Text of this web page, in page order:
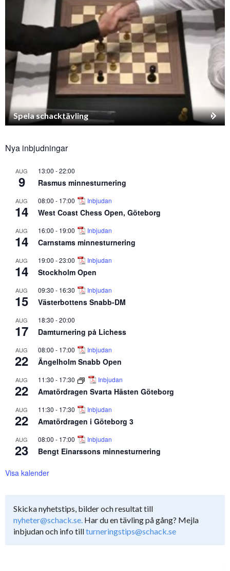
Spela schacktävling
Nya inbjudningar
AUG
9
13:00 -22:00
Rasmus minnesturnering
AUG
14
08:00 - 17:00 Inbjudan
West Coast Chess Open, Göteborg
AUG
14
16:00 - 19:00 Inbjudan
Carnstams minnesturnering
AUG
14
19:00 -23:00 Inbjudan
Stockholm Open
AUG
15
09:30 - 16:30 Inbjudan
Västerbottens Snabb-DM
AUG
17
18:30 -20:00
Damturnering på Lichess
AUG
22
08:00 - 17:00 Inbjudan
Ängelholm Snabb Open
AUG
22
11:30 - 17:30 Inbjudan
Amatördragen Svarta Hästen Göteborg
AUG
22
11:30 - 17:30 Inbjudan
Amatördragen i Göteborg 3
AUG
23
08:00 - 17:00 Inbjudan
Bengt Einarssons minnesturnering
Visa kalender
Skicka nyhetstips, bilder och resultat till
nyheter@schack.se. Har du en tävling på gång? Mejla
inbjudan och info tillturneringstips@schack.se